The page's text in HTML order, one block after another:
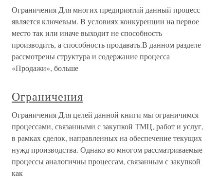
Ограничения Для многих предприятий данный процесс
является ключевым. В условиях конкуренции на первое
место так или иначе выходит не способность
производить, а способность продавать.В данном разделе
рассмотрены структура и содержание процесса
«Продажи», больше
Ограничения
Ограничения Для целей данной книги мы ограничимся
процессами, связанными с закупкой ТМЦ, работ и услуг,
в рамках сделок, направленных на обеспечение текущих
нужд производства. Однако во многом рассматриваемые
процессы аналогичны процессам, связанным с закупкой
как